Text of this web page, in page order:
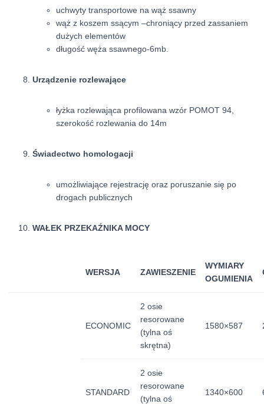
uchwyty transportowe na wąż ssawny
wąż z koszem ssącym –chroniący przed zassaniem
dużych elementów
długość węża ssawnego-6mb.
Urządzenie rozlewające
łyżka rozlewająca profilowana wzór POMOT 94,
szerokość rozlewania do 14m
Świadectwo homologacji
umożliwiające rejestrację oraz poruszanie się po
drogach publicznych
WAŁEK PRZEKAŹNIKA MOCY
WERSJA ZAWIESZENIE
WYMIARY
OGUMIENIA
ECONOMIC
2 osie
resorowane
(tylna oś
skrętna)
1580×587
STANDARD
2 osie
resorowane
(tylna oś
1340×600